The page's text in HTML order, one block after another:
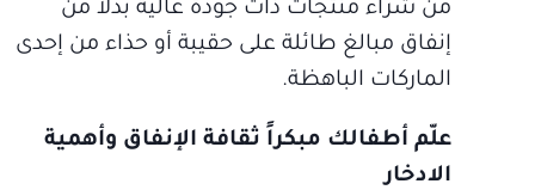
من شراء منتجات ذات جودة عالية بدلاً من
إنفاق مبالغ طائلة على حقيبة أو حذاء من إحدى
الماركات الباهظة.
علّم أطفالك مبكراً ثقافة الإنفاق وأهمية
الادخار